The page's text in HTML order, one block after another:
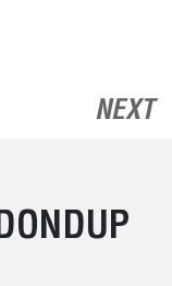
NEXT